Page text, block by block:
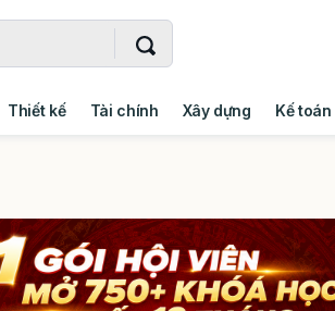
Thiết kế Tài chính Xây dựng Kế toán